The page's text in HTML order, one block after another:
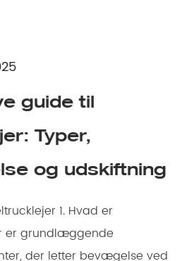
guide til
Typer,
og udskiftning
1. Hvad er
der letter bevægelse ved